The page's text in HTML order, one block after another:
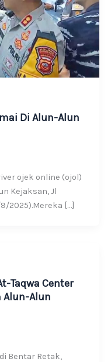
Di Alun-Alun
ojek online (ojol)
Kejaksan, Jl
2025).Mereka […]
Taqwa Center
Alun-Alun
Bentar Retak,